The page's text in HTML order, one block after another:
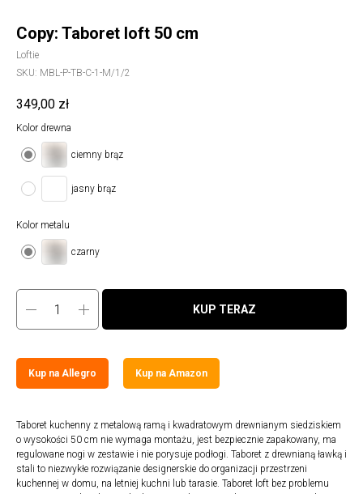
Copy: Taboret loft 50 cm
Loftie
SKU: MBL-P-TB-C-1-M/1/2
349,00 zł
Kolor drewna
ciemny brąz
jasny brąz
Kolor metalu
czarny
KUP TERAZ
Kup na Allegro Kup na Amazon
Taboret kuchenny z metalową ramą i kwadratowym drewnianym siedziskiem
o wysokości 50 cm nie wymaga montażu, jest bezpiecznie zapakowany, ma
regulowane nogi w zestawie i nie porysuje podłogi. Taboret z drewnianą ławką i
stali to niezwykłe rozwiązanie designerskie do organizacji przestrzeni
kuchennej w domu, na letniej kuchni lub tarasie. Taboret loft bez problemu